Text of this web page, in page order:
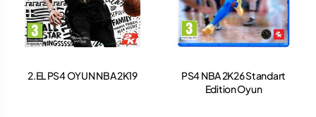
2.EL PS4 OYUN NBA 2K19
PS4 NBA 2K26 Standart
Edition Oyun